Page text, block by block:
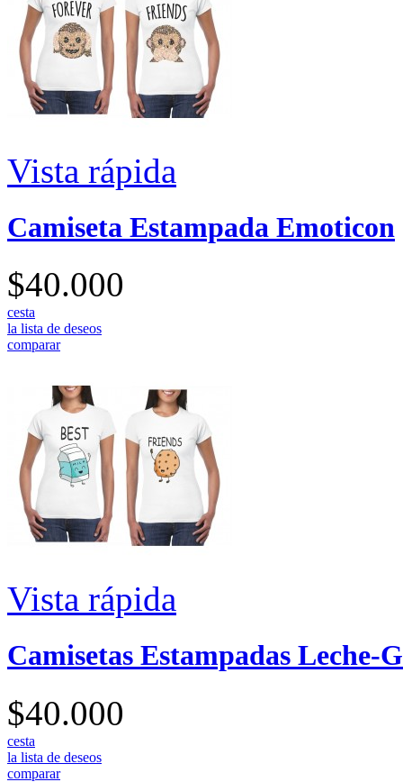
Vista rápida
Camiseta Estampada Emoticon
$40.000
cesta
la lista de deseos
comparar
Vista rápida
Camisetas Estampadas Leche-
$40.000
cesta
la lista de deseos
comparar